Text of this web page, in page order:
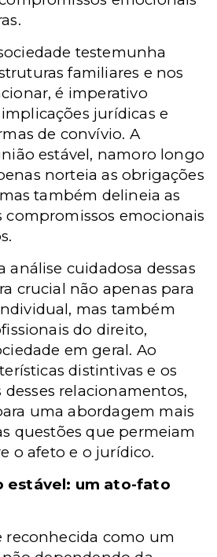
testemunha
familiares e nos
é imperativo
jurídicas e
de convívio. A
estável, namoro longo
norteia as obrigações
também delineia as
compromissos emocionais
análise cuidadosa dessas
crucial não apenas para
mas também
do direito,
em geral. Ao
distintivas e os
relacionamentos,
uma abordagem mais
questões que permeiam
o afeto e o jurídico.
estável: um ato-fato
reconhecida como um